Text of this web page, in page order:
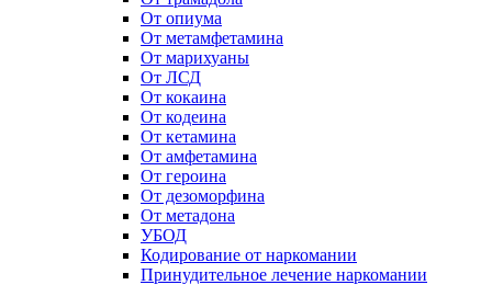
От опиума
От метамфетамина
От марихуаны
От ЛСД
От кокаина
От кодеина
От кетамина
От амфетамина
От героина
От дезоморфина
От метадона
УБОД
Кодирование от наркомании
Принудительное лечение наркомании